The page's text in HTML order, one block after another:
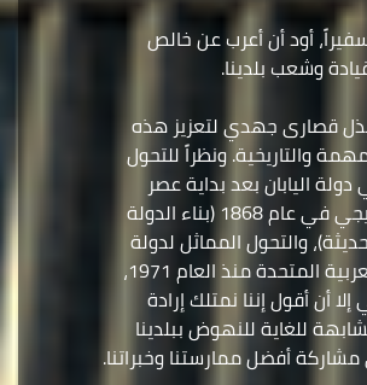
أود أن أعرب عن خالص
وشعب بلدينا.
قصارى جهدي لتعزيز هذه
والتاريخية. ونظراً للتحول
اليابان بعد بداية عصر
نهضة مييجي في عام 1868 (بناء الدولة
والتحول المماثل لدولة
الإمارات العربية المتحدة منذ العام 1971،
أن أقول إننا نمتلك إرادة
للغاية للنهوض ببلدينا
أفضل ممارستنا وخبراتنا.